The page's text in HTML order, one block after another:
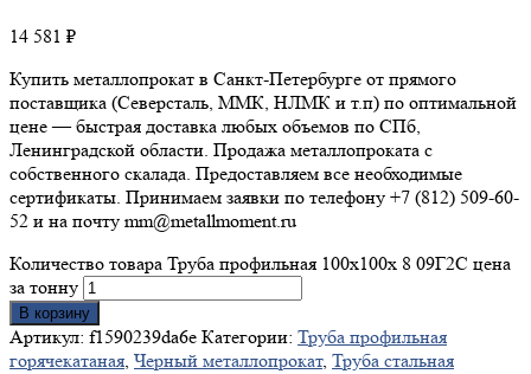
14 581 ₽
Купить металлопрокат в Санкт-Петербурге от прямого
поставщика (Северсталь, ММК, НЛМК и т.п) по оптимальной
цене — быстрая доставка любых объемов по СПб,
Ленинградской области. Продажа металлопроката с
собственного скалада. Предоставляем все необходимые
сертификаты. Принимаем заявки по телефону +7 (812) 509-60-
52 и на почту mm@metallmoment.ru
Количество товара Труба профильная 100х100х 8 09Г2С цена
за тонну
В корзину
Артикул: f1590239da6e Категории: Труба профильная
горячекатаная, Черный металлопрокат, Труба стальная